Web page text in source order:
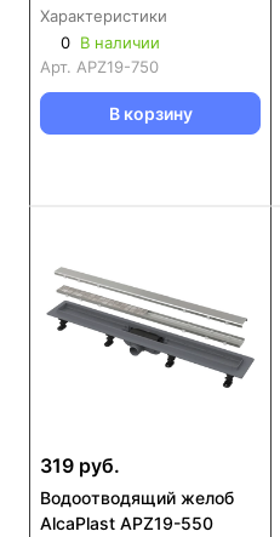
Характеристики
0 В наличии
Арт. APZ19-750
В корзину
319 руб.
Водоотводящий желоб
AlcaPlast APZ19-550